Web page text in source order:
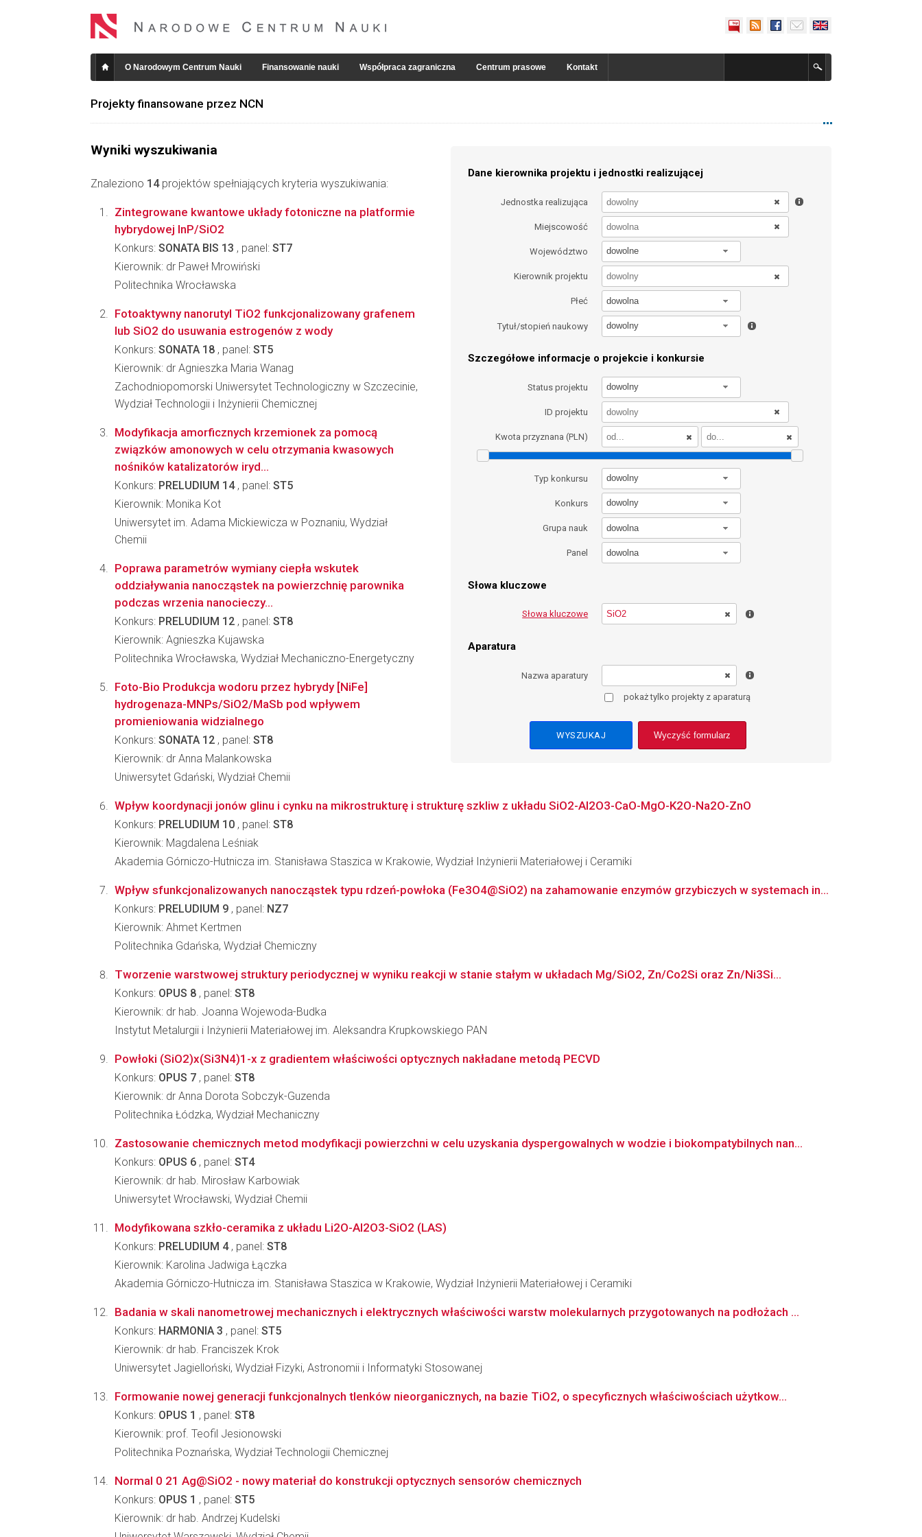
O Narodowym Centrum Nauki Finansowanie nauki Współpraca zagraniczna Centrum prasowe Kontakt
Projekty finansowane przez NCN
Wyniki wyszukiwania
Znaleziono 14projektów spełniających kryteria wyszukiwania:
Dane kierownika projektu i jednostki realizującej
Jednostka realizująca
Miejscowość
Województwo dowolne
Kierownik projektu
Płeć dowolna
Tytuł/stopień naukowy dowolny
Szczegółowe informacje o projekcie i konkursie
Status projektu dowolny
ID projektu
Kwota przyznana (PLN)
Typ konkursu dowolny
Konkurs dowolny
Grupa nauk dowolna
Panel dowolna
Słowa kluczowe
Słowa kluczowe
Aparatura
Nazwa aparatury
pokaż tylko projekty z aparaturą
Wyczyść formularz
Zintegrowane kwantowe układy fotoniczne na platformie
hybrydowej InP/SiO2
Konkurs: SONATA BIS 13 , panel: ST7
Kierownik: dr Paweł Mrowiński
Politechnika Wrocławska
Fotoaktywny nanorutyl TiO2 funkcjonalizowany grafenem
lub SiO2 do usuwania estrogenów z wody
Konkurs: SONATA 18 , panel: ST5
Kierownik: dr Agnieszka Maria Wanag
Zachodniopomorski Uniwersytet Technologiczny w Szczecinie,
Wydział Technologii i Inżynierii Chemicznej
Modyfikacja amorficznych krzemionek za pomocą
związków amonowych w celu otrzymania kwasowych
nośników katalizatorów iryd...
Konkurs: PRELUDIUM 14, panel: ST5
Kierownik: Monika Kot
Uniwersytet im. Adama Mickiewicza w Poznaniu, Wydział
Chemii
Poprawa parametrów wymiany ciepła wskutek
oddziaływania nanocząstek na powierzchnię parownika
podczas wrzenia nanocieczy...
Konkurs: PRELUDIUM 12 , panel: ST8
Kierownik: Agnieszka Kujawska
Politechnika Wrocławska, Wydział Mechaniczno-Energetyczny
Foto-Bio Produkcja wodoru przez hybrydy [NiFe]
hydrogenaza-MNPs/SiO2/MaSb pod wpływem
promieniowania widzialnego
Konkurs: SONATA 12 , panel: ST8
Kierownik: dr Anna Malankowska
Uniwersytet Gdański, Wydział Chemii
Wpływ koordynacji jonów glinu i cynku na mikrostrukturę i strukturę szkliw z układu SiO2-Al2O3-CaO-MgO-K2O-Na2O-ZnO
Konkurs: PRELUDIUM 10 , panel: ST8
Kierownik: Magdalena Leśniak
Akademia Górniczo-Hutnicza im. Stanisława Staszica w Krakowie, Wydział Inżynierii Materiałowej i Ceramiki
Wpływ sfunkcjonalizowanych nanocząstek typu rdzeń-powłoka (Fe3O4@SiO2) na zahamowanie enzymów grzybiczych w systemach in...
Konkurs: PRELUDIUM 9 , panel: NZ7
Kierownik: Ahmet Kertmen
Politechnika Gdańska, Wydział Chemiczny
Tworzenie warstwowej struktury periodycznej w wyniku reakcji w stanie stałym w układach Mg/SiO2, Zn/Co2Si oraz Zn/Ni3Si...
Konkurs: OPUS 8 , panel: ST8
Kierownik: dr hab. Joanna Wojewoda-Budka
Instytut Metalurgii i Inżynierii Materiałowej im. Aleksandra Krupkowskiego PAN
Powłoki (SiO2)x(Si3N4)1-x z gradientem właściwości optycznych nakładane metodą PECVD
Konkurs: OPUS 7 , panel: ST8
Kierownik: dr Anna Dorota Sobczyk-Guzenda
Politechnika Łódzka, Wydział Mechaniczny
Zastosowanie chemicznych metod modyfikacji powierzchni w celu uzyskania dyspergowalnych w wodzie i biokompatybilnych nan...
Konkurs: OPUS 6 , panel: ST4
Kierownik: dr hab. Mirosław Karbowiak
Uniwersytet Wrocławski, Wydział Chemii
Modyfikowana szkło-ceramika z układu Li2O-Al2O3-SiO2 (LAS)
Konkurs: PRELUDIUM 4, panel: ST8
Kierownik: Karolina Jadwiga Łączka
Akademia Górniczo-Hutnicza im. Stanisława Staszica w Krakowie, Wydział Inżynierii Materiałowej i Ceramiki
Badania w skali nanometrowej mechanicznych i elektrycznych właściwości warstw molekularnych przygotowanych na podłożach ...
Konkurs: HARMONIA 3 , panel: ST5
Kierownik: dr hab. Franciszek Krok
Uniwersytet Jagielloński, Wydział Fizyki, Astronomii i Informatyki Stosowanej
Formowanie nowej generacji funkcjonalnych tlenków nieorganicznych, na bazie TiO2, o specyficznych właściwościach użytkow...
Konkurs: OPUS 1 , panel: ST8
Kierownik: prof. Teofil Jesionowski
Politechnika Poznańska, Wydział Technologii Chemicznej
Normal 0 21 Ag@SiO2 - nowy materiał do konstrukcji optycznych sensorów chemicznych
Konkurs: OPUS 1 , panel: ST5
Kierownik: dr hab. Andrzej Kudelski